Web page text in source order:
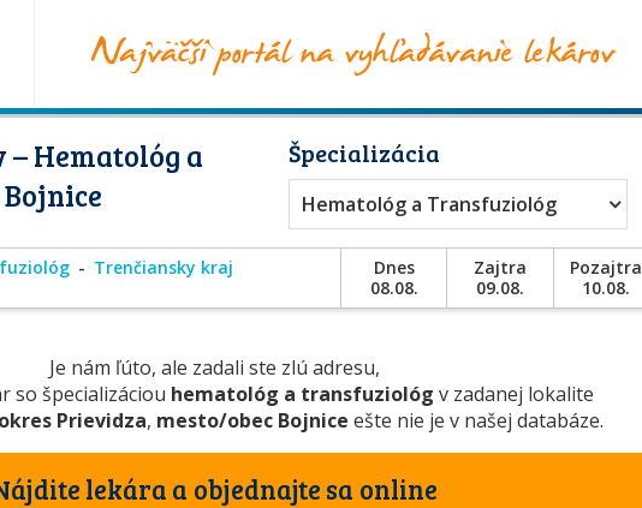
Hematológ a
Špecializácia
Hematológ a Transfuziológ
Trenčiansky kraj
Dnes
08.08.
Zajtra
09.08.
Pozajtra
10.08.
Je nám ľúto, ale zadali ste zlú adresu,
so špecializáciou hematológ a transfuziológ v zadanej lokalite
okres Prievidza, mesto/obec Bojnice ešte nie je v našej databáze.
lekára a objednajte sa online